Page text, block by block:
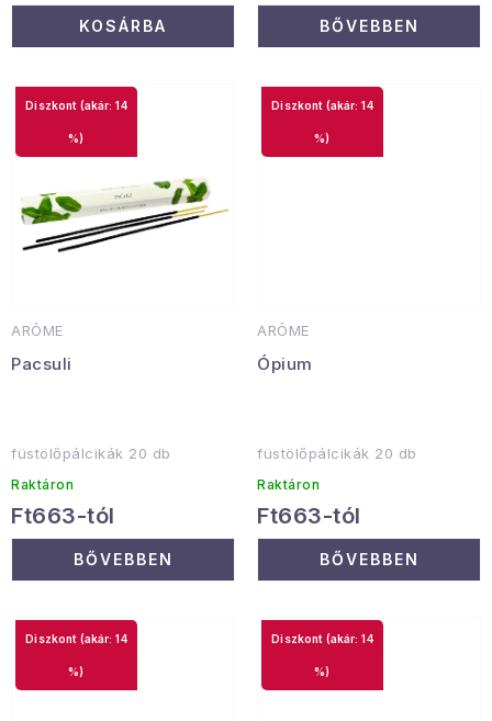
Januári akció
Veľkoobchodná spolupráca
Hogyan kell panaszkodni / visszaadni az áruka
Kereskedelem feltételes
Érintkezés
Rólunk
KOSÁRBA BŐVEBBEN
ARÔME
Pacsuli
(akár: 14
%)
füstölőpálcikák 20 db
Raktáron
Ft663-tól
BŐVEBBEN
ARÔME
Ópium
(akár: 14
%)
füstölőpálcikák 20 db
Raktáron
Ft663-tól
BŐVEBBEN
(akár: 14
%)
(akár: 14
%)